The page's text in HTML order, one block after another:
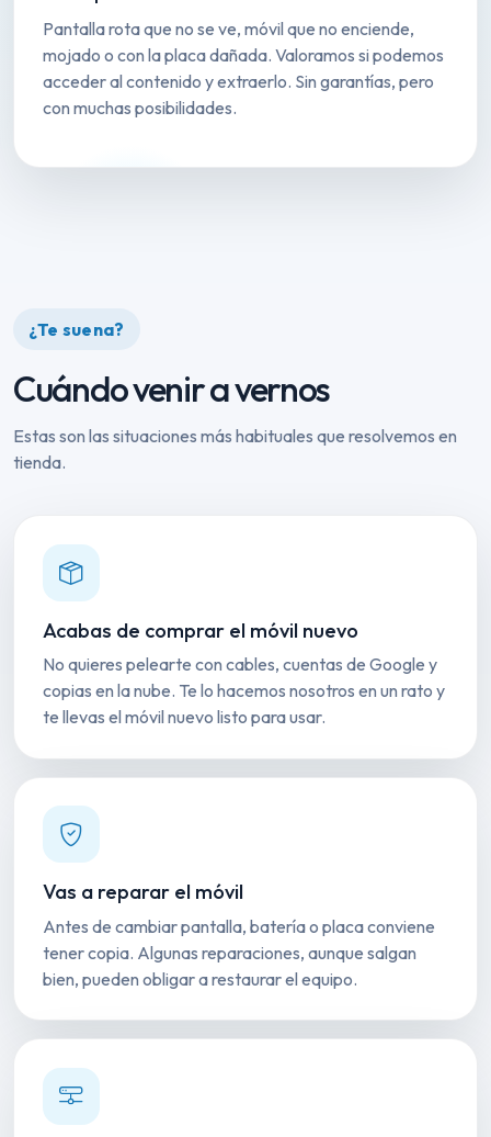
Pantalla rota que no se ve, móvil que no enciende,
mojado o con la placa dañada. Valoramos si podemos
acceder al contenido y extraerlo. Sin garantías, pero
con muchas posibilidades.
¿Te suena?
Cuándo venir a vernos
Estas son las situaciones más habituales que resolvemos en
tienda.
Acabas de comprar el móvil nuevo
No quieres pelearte con cables, cuentas de Google y
copias en la nube. Te lo hacemos nosotros en un rato y
te llevas el móvil nuevo listo para usar.
Vas a reparar el móvil
Antes de cambiar pantalla, batería o placa conviene
tener copia. Algunas reparaciones, aunque salgan
bien, pueden obligar a restaurar el equipo.